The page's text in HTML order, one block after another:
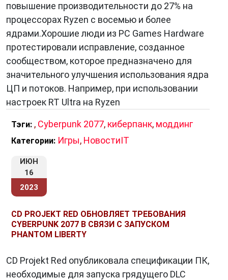
повышение производительности до 27% на
процессорах Ryzen с восемью и более
ядрами.Хорошие люди из PC Games Hardware
протестировали исправление, созданное
сообществом, которое предназначено для
значительного улучшения использования ядра
ЦП и потоков. Например, при использовании
настроек RT Ultra на Ryzen
Тэги: , Cyberpunk 2077, киберпанк, моддинг
Категории: Игры, НовостиIT
ИЮН
16
2023
CD PROJEKT RED ОБНОВЛЯЕТ ТРЕБОВАНИЯ
CYBERPUNK 2077 В СВЯЗИ С ЗАПУСКОМ
PHANTOM LIBERTY
CD Projekt Red опубликовала спецификации ПК,
необходимые для запуска грядущего DLC